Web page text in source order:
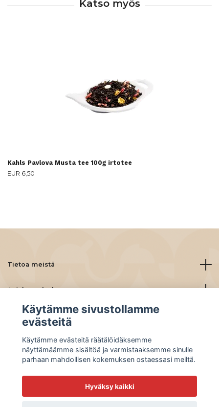
Kahls Pavlova Musta tee 100g irtotee
EUR 6,50
Tietoa meistä
Asiakaspalvelu
Lue lisää
Social Media
Käytämme sivustollamme
evästeitä
Käytämme evästeitä räätälöidäksemme
näyttämäämme sisältöä ja varmistaaksemme sinulle
parhaan mahdollisen kokemuksen ostaessasi meiltä.
Hyväksy kaikki